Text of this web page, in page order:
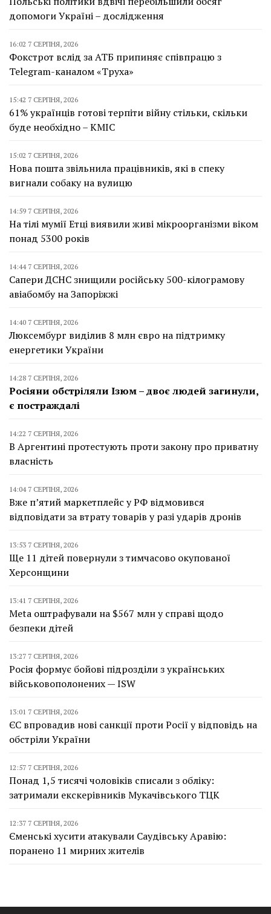
допомоги Україні – дослідження
16:02 7 СЕРПНЯ, 2026
Фокстрот вслід за АТБ припиняє співпрацю з
Telegram-каналом «Труха»
15:42 7 СЕРПНЯ, 2026
61% українців готові терпіти війну стільки, скільки
буде необхідно – КМІС
15:02 7 СЕРПНЯ, 2026
Нова пошта звільнила працівників, які в спеку
вигнали собаку на вулицю
14:59 7 СЕРПНЯ, 2026
На тілі мумії Етці виявили живі мікроорганізми віком
понад 5300 років
14:44 7 СЕРПНЯ, 2026
Сапери ДСНС знищили російську 500-кілограмову
авіабомбу на Запоріжжі
14:40 7 СЕРПНЯ, 2026
Люксембург виділив 8 млн євро на підтримку
енергетики України
14:28 7 СЕРПНЯ, 2026
Росіяни обстріляли Ізюм – двоє людей загинули,
є постраждалі
14:22 7 СЕРПНЯ, 2026
В Аргентині протестують проти закону про приватну
власність
14:04 7 СЕРПНЯ, 2026
Вже п’ятий маркетплейс у РФ відмовився
відповідати за втрату товарів у разі ударів дронів
13:53 7 СЕРПНЯ, 2026
Ще 11 дітей повернули з тимчасово окупованої
Херсонщини
13:41 7 СЕРПНЯ, 2026
Meta оштрафували на $567 млн у справі щодо
безпеки дітей
13:27 7 СЕРПНЯ, 2026
Росія формує бойові підрозділи з українських
військовополонених — ISW
13:01 7 СЕРПНЯ, 2026
ЄС впровадив нові санкції проти Росії у відповідь на
обстріли України
12:57 7 СЕРПНЯ, 2026
Понад 1,5 тисячі чоловіків списали з обліку:
затримали екскерівників Мукачівського ТЦК
12:37 7 СЕРПНЯ, 2026
Єменські хусити атакували Саудівську Аравію:
поранено 11 мирних жителів